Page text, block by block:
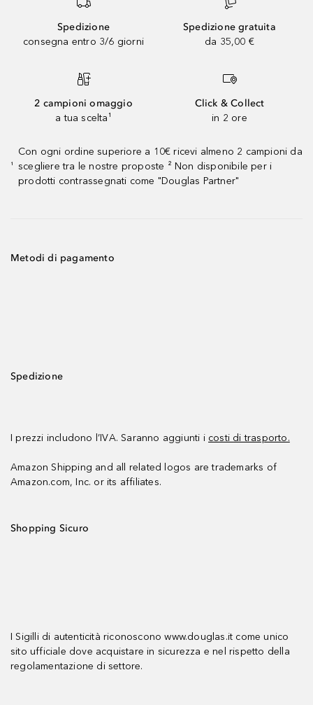
Spedizione
consegna entro 3/6 giorni
Spedizione gratuita
da 35,00 €
2 campioni omaggio
a tua scelta¹
Click & Collect
in 2 ore
¹
Con ogni ordine superiore a 10€ ricevi almeno 2 campioni da
scegliere tra le nostre proposte ² Non disponibile per i
prodotti contrassegnati come "Douglas Partner"
Metodi di pagamento
Spedizione
I prezzi includono l’IVA. Saranno aggiunti i costi di trasporto.
Amazon Shipping and all related logos are trademarks of
Amazon.com, Inc. or its affiliates.
Shopping Sicuro
I Sigilli di autenticità riconoscono www.douglas.it come unico
sito ufficiale dove acquistare in sicurezza e nel rispetto della
regolamentazione di settore.